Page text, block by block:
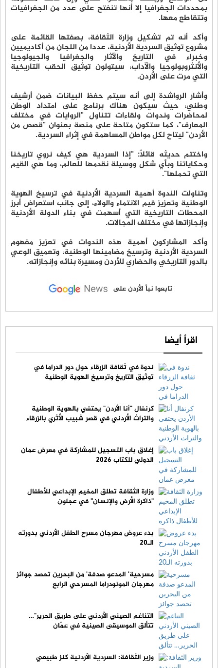
بمحددات الجغرافيا إلا أنها تنفتح على عدد من الجغرافيات
وتتقاطع معها.
وأكد أنه تم تشكيل وزارة الثقافة، بصفتها القائمة على
مشروع توثيق السردية الأردنية، عددا من اللجان من أكاديميين
وخبراء في التاريخ والآثار والجغرافيا والجيولوجيا
والأنثروبولوجيا والآداب، سيتولون توثيق الحقب التاريخية
التي مرت على الأردن.
وأشار الرواشدة إلى أنه سيتم حفظ البيانات ضمن أرشيف
وطني، حيث سيكون هناك برنامج على امتداد الوطن
لمحاضرات وندوات ولقاءات تتناول "الروايات في مختلف
المعارف"، كما ستكون متاحة على منصة بعنوان "قصص من
الأردن" ليتاح لكل مواطن المساهمة في إثراء السردية.
واختتم حديثه قائلًا: "إذا السردية هي كيف نروي تاريخنا
وحكاياتنا وبأي شكل ووسيلة نقدمها للعالم، وما هي القيم
التي تحملها".
وتناولت الندوة أهمية السردية الأردنية في ترسيخ الهوية
الوطنية وتعزيز قيم الانتماء والولاء، إلى جانب استعراض أبرز
المحطات التاريخية التي أسهمت في بناء الدولة الأردنية
وإنجازاتها في مختلف المجالات.
وأكد المشاركون أهمية هذه الندوات في تعزيز مفهوم
السردية الأردنية وترسيخ مضامينها الوطنية، وتعميق الوعي
بالدور التاريخي والحضاري للأردن ومسيرة بنائه وإنجازاته.
تابعوا نبأ الأردن على
اقرأ أيضا
ندوة في ثقافة الزرقاء حول دور الدراما في
توثيق التاريخ وترسيخ الهوية الوطنية
كرنفال "أنا الأردن" يحتفي بالهوية الوطنية
والتراث الأردني في قصر شبيب الأثري بالزرقاء
إغلاق باب التسجيل للمشاركة في معرض عمان
الدولي للكتاب 2026
وزارة الثقافة تطلق المخيم الإبداعي للأطفال
"ذاكرة الأرض والإنسان" في عجلون
بدء عروض مهرجان مسرح الطفل الأردني بدورته
الـ20
مسرحية' المدعو صدفة' من البحرين تحصد جوائز
مهرجان المونودراما المسرحي الرابع
التناغم الصيني الأردني على طريق الحرير"…
تتألق الموسيقى الصينية في عمّان
وزير الثقافة: السردية الأردنية كنز طبيعي